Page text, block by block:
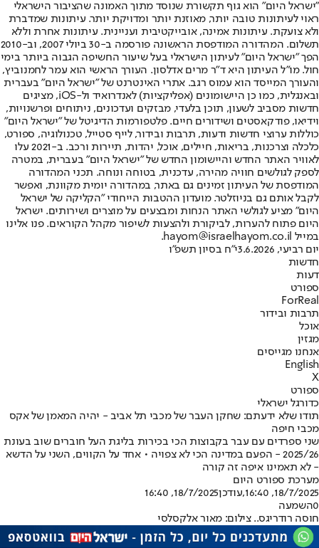
"ישראל היום" הוא גוף תקשורת שנוסד מתוך האמונה שהציבור הישראלי
ראוי לעיתונות טובה יותר, מאוזנת יותר ומדויקת יותר. עיתונות שמדברת
ולא צועקת. עיתונות אמינה, אובייקטיבית ועניינית. עיתונות אחרת וללא
תשלום. המהדורה המודפסת הראשונה פורסמה ב-30 ביולי 2007, וב-2010
הפך "ישראל היום" לעיתון הישראלי בעל שיעור החשיפה הגבוה ביותר בימי
חול. מו"ל העיתון היא ד"ר מרים אדלסון. העורך הראשי הוא עמר לחמנוביץ,
והעורך המייסד הוא עמוס רגב. אתרי האינטרנט של "ישראל היום" בעברית
ובאנגלית, כמו כן היישומונים (אפליקציות) לאנדרואיד ול-iOS, מציגים
חדשות מסביב לשעון, תוכן בלעדי, מבזקים ועדכונים, ניתוחים ופרשנויות,
וידיאו, פודקאסטים ושידורים חיים. פלטפורמות הדיגיטל של "ישראל היום"
כוללות ערוצי חדשות ודעות, תרבות ובידור, לייף סטייל, טכנולוגיה, ספורט,
כלכלה וצרכנות, בריאות, חיילים, אוכל, יהדות, תיירות ורכב. ב-2021 עלו
לאוויר האתר החדש והיישומון החדש של "ישראל היום" בעברית, במטרה
לספק לגולשים חוויה מהירה, עדכנית, בטוחה ונוחה. תכני המהדורה
המודפסת של העיתון זמינים גם באתר, במהדורה יומית מקוונת, ואפשר
לקבל אותם גם בניוזלטר. מועדון ההטבות הייחודי "הקליקה של ישראל
היום" מציע לגולשי האתר הנחות ומבצעים על מוצרים ושירותים. ישראל
היום פתוח להערות, לביקורת ולהצעות לשיפור מקהל הקוראים. פנו אלינו
במייל hayom@israelhayom.co.il.
יום רביעי, 3.6.2026
י"ח בסיון תשפ"ו
חדשות
דעות
ספורט
ForReal
תרבות ובידור
אוכל
מגזין
אנחנו מגייסים
English
X
ספורט
כדורגל ישראלי
תודו שלא ידעתם: שחקן העבר של מכבי תל אביב - יהיה המאמן של אקס
מכבי חיפה
שני ספרדים עם עבר בקבוצות הכי בכירות בליגת העל חוברים שוב בעונת
2025/26 - הפעם במדינה הכי לא צפויה • אחד על הקווים, השני על הדשא
- לא תאמינו איפה זה קורה
מערכת ספורט היום
18/7/2025, 16:40
,עודכן18/7/2025, 16:40
0השמעה
חוסה רודריגס.. צילום: מאור אלקסלסי